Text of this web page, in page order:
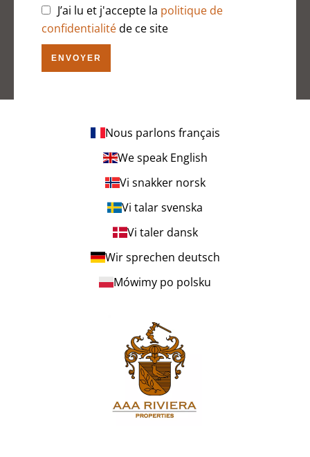
J’ai lu et j'accepte la politique de
confidentialitéde ce site
ENVOYER
Nous parlons français
We speak English
Vi snakker norsk
Vi talar svenska
Vi taler dansk
Wir sprechen deutsch
Mówimy po polsku